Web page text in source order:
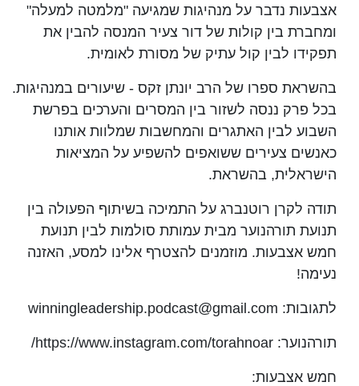
אצבעות נדבר על מנהיגות שמגיעה "מלמטה למעלה"
ומחברת בין קולות של דור צעיר המנסה להבין את
תפקידו לבין קול עתיק של מסורת לאומית.
בהשראת ספרו של הרב יונתן זקס - שיעורים במנהיגות.
בכל פרק ננסה לשזור בין המסרים והערכים בפרשת
השבוע לבין האתגרים והמחשבות שמלוות אותנו
כאנשים צעירים ששואפים להשפיע על המציאות
הישראלית, בהשראת.
תודה לקרן רוטנברג על התמיכה בשיתוף הפעולה בין
תנועת תורהנוער מבית עמותת סולמות לבין תנועת
חמש אצבעות. מוזמנים להצטרף אלינו למסע, האזנה
נעימה!
לתגובות: winningleadership.podcast@gmail.com
תורהנוער: https://www.instagram.com/torahnoar/
חמש אצבעות: